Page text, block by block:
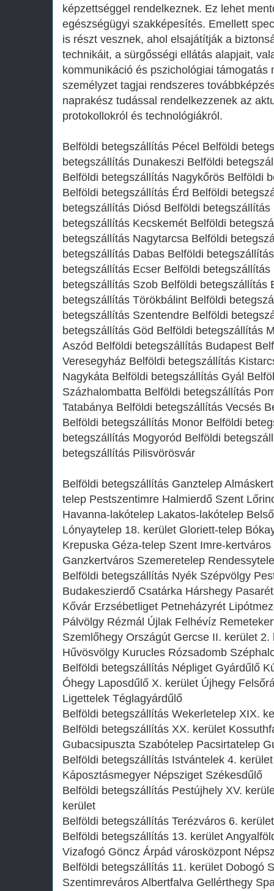
képzettséggel rendelkeznek. Ez lehet
egészségügyi szakképesítés. Emellett
is részt vesznek, ahol elsajátítják a
technikáit, a sürgősségi ellátás alapjait,
kommunikáció és pszichológiai támogatás
személyzet tagjai rendszeres
naprakész tudással rendelkezzenek az
protokollokról és technológiákról.
Belföldi betegszállítás Pécel Belföldi
betegszállítás Dunakeszi Belföldi
Belföldi betegszállítás Nagykőrös Belföldi
Belföldi betegszállítás Érd Belföldi
betegszállítás Diósd Belföldi
betegszállítás Kecskemét Belföldi
betegszállítás Nagytarcsa Belföldi
betegszállítás Dabas Belföldi
betegszállítás Ecser Belföldi
betegszállítás Szob Belföldi betegszállítás
betegszállítás Törökbálint Belföldi
betegszállítás Szentendre Belföldi
betegszállítás Göd Belföldi betegszállítás
Aszód Belföldi betegszállítás Budapest
Veresegyház Belföldi betegszállítás
Nagykáta Belföldi betegszállítás Gyál
Százhalombatta Belföldi betegszállítás
Tatabánya Belföldi betegszállítás Vecsés
Belföldi betegszállítás Monor Belföldi
betegszállítás Mogyoród Belföldi
betegszállítás Pilisvörösvár
Belföldi betegszállítás Ganztelep
telep Pestszentimre Halmierdő Szent
Havanna-lakótelep Lakatos-lakótelep
Lónyaytelep 18. kerület Gloriett-telep
Krepuska Géza-telep Szent Imre-
Ganzkertváros Szemeretelep
Belföldi betegszállítás Nyék Szépvölgy
Budakeszierdő Csatárka Hárshegy
Kővár Erzsébetliget Petneházyrét
Pálvölgy Rézmál Újlak Felhévíz
Szemlőhegy Országút Gercse II. kerület
Hűvösvölgy Kurucles Rózsadomb
Belföldi betegszállítás Népliget Gyárdűlő
Óhegy Laposdűlő X. kerület Újhegy
Ligettelek Téglagyárdűlő
Belföldi betegszállítás Wekerletelep XIX.
Belföldi betegszállítás XX. kerület
Gubacsipuszta Szabótelep Pacsirtatelep
Belföldi betegszállítás Istvántelek 4.
Káposztásmegyer Népsziget Székesdűlő
Belföldi betegszállítás Pestújhely XV.
kerület
Belföldi betegszállítás Terézváros 6.
Belföldi betegszállítás 13. kerület
Vizafogó Göncz Árpád városközpont
Belföldi betegszállítás 11. kerület Dobogó
Szentimreváros Albertfalva Gellérthegy